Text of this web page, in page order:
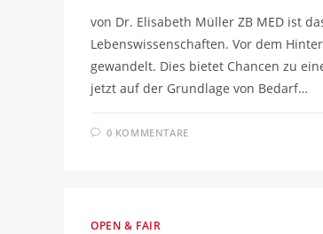
von Dr. Elisabeth Müller ZB MED ist
Lebenswissenschaften. Vor dem
gewandelt. Dies bietet Chancen zu
jetzt auf der Grundlage von Bedarf…
0 KOMMENTARE
OPEN & FAIR